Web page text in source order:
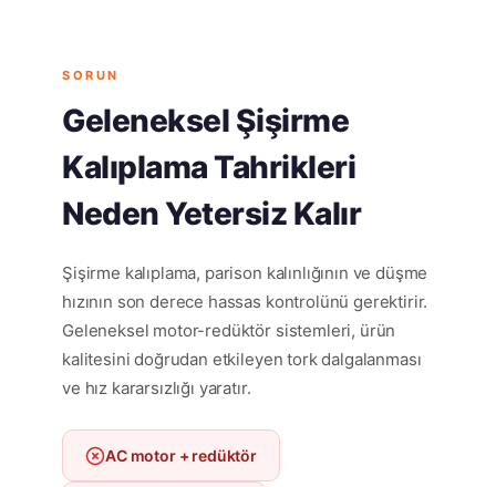
SORUN
Geleneksel Şişirme
Kalıplama Tahrikleri
Neden Yetersiz Kalır
Şişirme kalıplama, parison kalınlığının ve düşme
hızının son derece hassas kontrolünü gerektirir.
Geleneksel motor-redüktör sistemleri, ürün
kalitesini doğrudan etkileyen tork dalgalanması
ve hız kararsızlığı yaratır.
AC motor + redüktör